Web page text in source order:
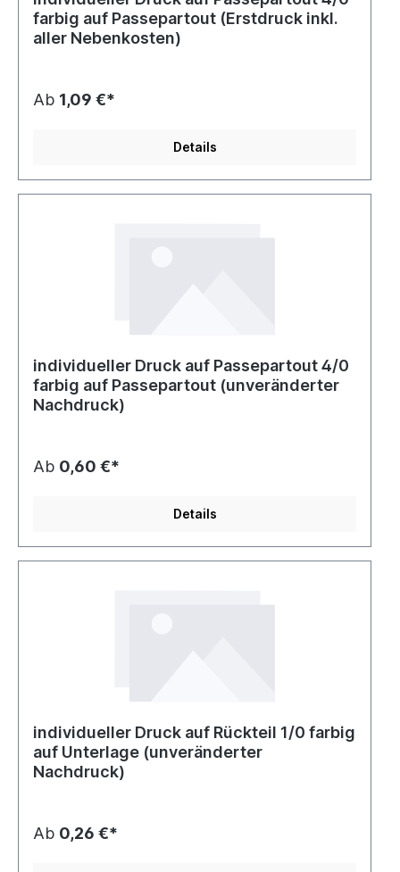
farbig auf Passepartout (Erstdruck inkl.
aller Nebenkosten)
Ab 1,09 €*
Details
individueller Druck auf Passepartout 4/0
farbig auf Passepartout (unveränderter
Nachdruck)
Ab 0,60 €*
Details
individueller Druck auf Rückteil 1/0 farbig
auf Unterlage (unveränderter
Nachdruck)
Ab 0,26 €*